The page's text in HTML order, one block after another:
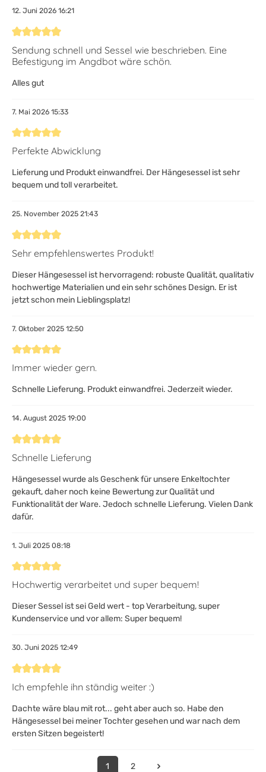
12. Juni 2026 16:21
Bewertung mit 5 von 5 Sternen
Sendung schnell und Sessel wie beschrieben. Eine
Befestigung im Angdbot wäre schön.
Alles gut
7. Mai 2026 15:33
Bewertung mit 5 von 5 Sternen
Perfekte Abwicklung
Lieferung und Produkt einwandfrei. Der Hängesessel ist sehr
bequem und toll verarbeitet.
25. November 2025 21:43
Bewertung mit 5 von 5 Sternen
Sehr empfehlenswertes Produkt!
Dieser Hängesessel ist hervorragend: robuste Qualität, qualitativ
hochwertige Materialien und ein sehr schönes Design. Er ist
jetzt schon mein Lieblingsplatz!
7. Oktober 2025 12:50
Bewertung mit 5 von 5 Sternen
Immer wieder gern.
Schnelle Lieferung. Produkt einwandfrei. Jederzeit wieder.
14. August 2025 19:00
Bewertung mit 5 von 5 Sternen
Schnelle Lieferung
Hängesessel wurde als Geschenk für unsere Enkeltochter
gekauft, daher noch keine Bewertung zur Qualität und
Funktionalität der Ware. Jedoch schnelle Lieferung. Vielen Dank
dafür.
1. Juli 2025 08:18
Bewertung mit 5 von 5 Sternen
Hochwertig verarbeitet und super bequem!
Dieser Sessel ist sei Geld wert - top Verarbeitung, super
Kundenservice und vor allem: Super bequem!
30. Juni 2025 12:49
Bewertung mit 5 von 5 Sternen
Ich empfehle ihn ständig weiter :)
Dachte wäre blau mit rot... geht aber auch so. Habe den
Hängesessel bei meiner Tochter gesehen und war nach dem
ersten Sitzen begeistert!
1 2